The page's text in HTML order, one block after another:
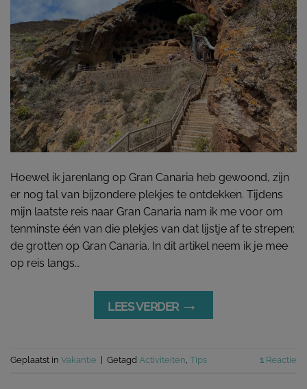
Hoewel ik jarenlang op Gran Canaria heb gewoond, zijn
er nog tal van bijzondere plekjes te ontdekken. Tijdens
mijn laatste reis naar Gran Canaria nam ik me voor om
tenminste één van die plekjes van dat lijstje af te strepen:
de grotten op Gran Canaria. In dit artikel neem ik je mee
op reis langs…
LEES VERDER →
Geplaatst in Vakantie Getagd Activiteiten, Tips 1 Reactie